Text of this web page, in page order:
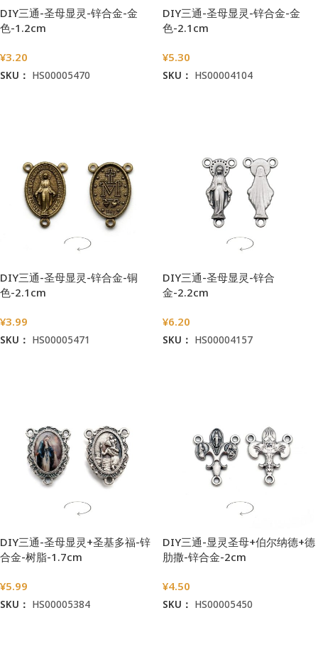
DIY三通-圣母显灵-锌合金-金
色-1.2cm
¥3.20
SKU： HS00005470
DIY三通-圣母显灵-锌合金-金
色-2.1cm
¥5.30
SKU： HS00004104
DIY三通-圣母显灵-锌合金-铜
色-2.1cm
¥3.99
SKU： HS00005471
DIY三通-圣母显灵-锌合
金-2.2cm
¥6.20
SKU： HS00004157
DIY三通-圣母显灵+圣基多福-锌
合金-树脂-1.7cm
¥5.99
SKU： HS00005384
DIY三通-显灵圣母+伯尔纳德+德
肋撒-锌合金-2cm
¥4.50
SKU： HS00005450